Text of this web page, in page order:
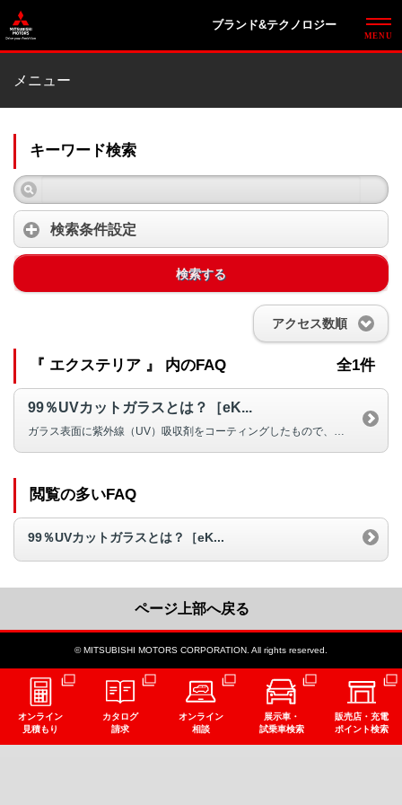
ブランド&テクノロジー
メニュー
キーワード検索
検索条件設定
検索する
アクセス数順
『 エクステリア 』 内のFAQ 全1件
99％UVカットガラスとは？［eK...
閲覧の多いFAQ
99％UVカットガラスとは？［eK...
ページ上部へ戻る
© MITSUBISHI MOTORS CORPORATION. All rights reserved.
オンライン
見積もり
カタログ
請求
オンライン
相談
展示車・
試乗車検索
販売店・充電
ポイント検索